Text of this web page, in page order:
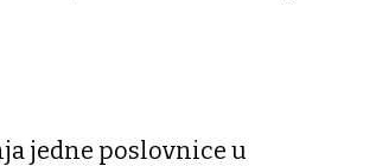
jedne poslovnice u